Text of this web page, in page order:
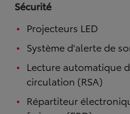
Sécurité
Projecteurs LED
Système d'alerte de
Lecture automatique
circulation (RSA)
Répartiteur